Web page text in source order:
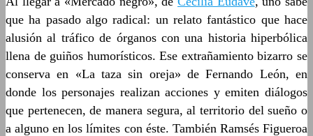
que ha pasado algo radical: un relato fantástico que hace
alusión al tráfico de órganos con una historia hiperbólica
llena de guiños humorísticos. Ese extrañamiento bizarro se
conserva en «La taza sin oreja» de Fernando León, en
donde los personajes realizan acciones y emiten diálogos
que pertenecen, de manera segura, al territorio del sueño o
a alguno en los límites con éste. También Ramsés Figueroa